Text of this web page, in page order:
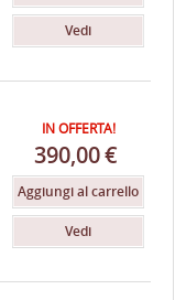
Vedi
IN OFFERTA!
390,00€
Aggiungi al carrello
Vedi